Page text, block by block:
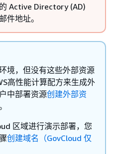
Active Directory (AD)
件地址。
境，但没有这些外部资源
高性能计算配方来生成外
中部署资源创建外部资
区域进行演示部署，您
创建域名（GovCloud 仅